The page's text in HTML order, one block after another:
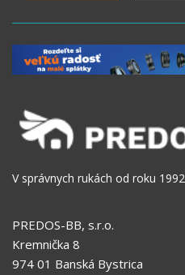
V správnych rukách od roku 1992
PREDOS-BB, s.r.o.
Kremnička 8
974 01 Banská Bystrica